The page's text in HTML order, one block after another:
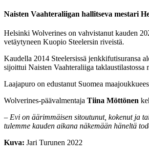
Naisten Vaahteraliigan hallitseva mestari
Helsinki Wolverines on vahvistanut kauden
vetäytyneen Kuopio Steelersin riveistä.
Kaudella 2014 Steelersissä jenkkifutisuransa
sijoittui Naisten Vaahteraliiga
Laajapuro on edustanut Suomea
Wolverines-päävalmentaja Tiina Möttönen
– Evi on äärimmäisen sitoutunut, kokenut ja
tulemme kauden aikana näkemään häneltä
Kuva: Jari Turunen 2022